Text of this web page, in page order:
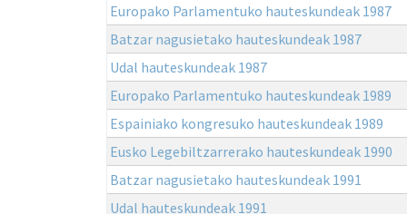
Europako Parlamentuko hauteskundeak 1987
Batzar nagusietako hauteskundeak 1987
Udal hauteskundeak 1987
Europako Parlamentuko hauteskundeak 1989
Espainiako kongresuko hauteskundeak 1989
Eusko Legebiltzarrerako hauteskundeak 1990
Batzar nagusietako hauteskundeak 1991
Udal hauteskundeak 1991